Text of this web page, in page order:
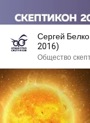
Сергей
2016)
Общество